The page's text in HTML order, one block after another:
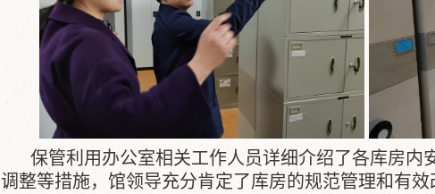
保管利用办公室相关工作人员详细介绍了各库房内
调整等措施，馆领导充分肯定了库房的规范管理和有